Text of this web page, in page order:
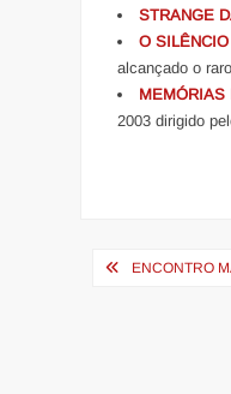
STRANGE
O
alcançado o
MEMÓRIAS
2003 dirigido
ENCONTRO